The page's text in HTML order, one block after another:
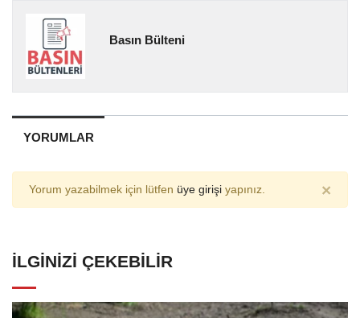
Basın Bülteni
YORUMLAR
Yorum yazabilmek için lütfen üye girişi yapınız. ×
İLGINIZI ÇEKEBILIR